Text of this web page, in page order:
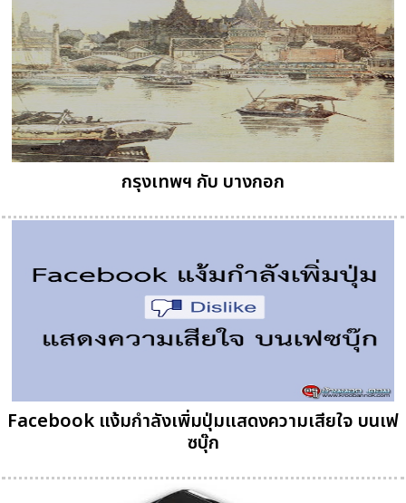
กรุงเทพฯ กับ บางกอก
Facebook แง้มกำลังเพิ่มปุ่มแสดงความเสียใจ บนเฟ
ซบุ๊ก